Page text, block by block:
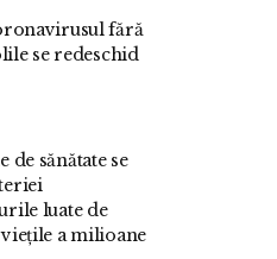
fără
se redeschid
sănătate se
luate de
a milioane